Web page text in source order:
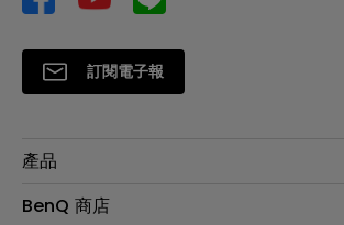
訂閱電子報
產品
大型液晶
BenQ 商店